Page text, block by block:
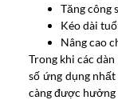
Tăng công
Kéo dài
Nâng cao
Trong khi các
số ứng dụng
càng được